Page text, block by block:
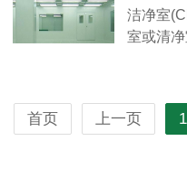
洁净室
室或清
首页 上一页 1